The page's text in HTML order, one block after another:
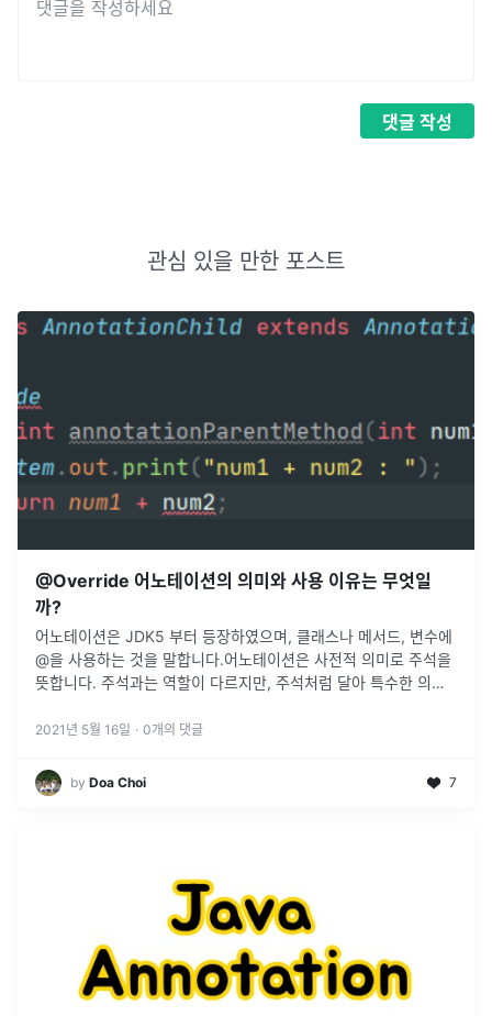
댓글 작성
관심 있을 만한 포스트
@Override 어노테이션의 의미와 사용 이유는 무엇일
까?
어노테이션은 JDK5 부터 등장하였으며, 클래스나 메서드, 변수에
@을 사용하는 것을 말합니다.어노테이션은 사전적 의미로 주석을
뜻합니다. 주석과는 역할이 다르지만, 주석처럼 달아 특수한 의미
가장 큰 이 ...
2021년 5월 16일 · 0개의 댓글
by Doa Choi 7